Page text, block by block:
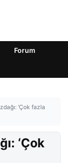
Forum
‘Çok fazla
‘Çok